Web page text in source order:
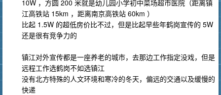
10W ，方圆 200 米就是幼儿园小学初中菜场超市医院（距离镇
江高铁站 15km ，距离南京高铁站 60km ）
比起 1.5W 的超低房价比不过，但是比起早些年鹤岗宣传的 5W
还是很有竞争力的
镇江对外宣传都是一座养老的城市，去那边工作指定没戏，但是
远程工作选鹤岗不如选镇江
没有北方特殊的人文环境和寒冷的冬天，偏远的交通以及缓慢的
快递